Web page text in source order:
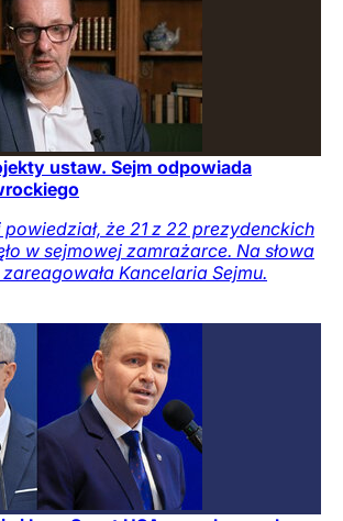
ustaw. Sejm odpowiada
że 21 z 22 prezydenckich
w sejmowej zamrażarce. Na słowa
Kancelaria Sejmu.